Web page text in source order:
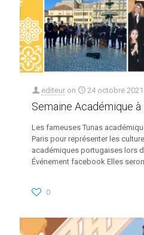
editeur on 24 octobre 2021
Semaine Académique à
Les fameuses Tunas
Paris pour représenter les
académiques portugaises lors
Événement facebook Elles
0